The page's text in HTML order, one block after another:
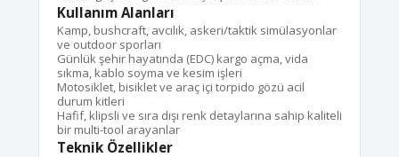
Kullanım Alanları
Kamp, bushcraft, avcılık, askeri/taktik simülasyonlar
ve outdoor sporları
Günlük şehir hayatında (EDC) kargo açma, vida
sıkma, kablo soyma ve kesim işleri
Motosiklet, bisiklet ve araç içi torpido gözü acil
durum kitleri
Hafif, klipsli ve sıra dışı renk detaylarına sahip kaliteli
bir multi-tool arayanlar
Teknik Özellikler